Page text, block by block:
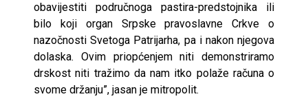
obavijestiti područnoga pastira-predstojnika ili
bilo koji organ Srpske pravoslavne Crkve o
nazočnosti Svetoga Patrijarha, pa i nakon njegova
dolaska. Ovim priopćenjem niti demonstriramo
drskost niti tražimo da nam itko polaže računa o
svome držanju”, jasan je mitropolit.